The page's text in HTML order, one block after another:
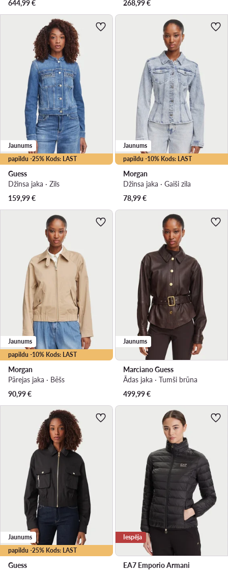
644,99€
268,99€
papildu -25% Kods: LAST
Jaunums
Guess
Džinsa jaka · Zils
159,99€
papildu -10% Kods: LAST
Jaunums
Morgan
Džinsa jaka · Gaiši zila
78,99€
papildu -10% Kods: LAST
Jaunums
Morgan
Pārejas jaka · Bēšs
90,99€
Jaunums
Marciano Guess
Ādas jaka · Tumši brūna
499,99€
papildu -25% Kods: LAST
Jaunums
Guess
Iespēja
EA7 Emporio Armani